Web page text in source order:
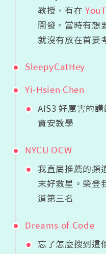
教授，有在
開發。當時有想
就沒有放在首要
SleepyCatHey
Yi-Hsien Chen
AIS3 好厲害的
資安教學
NYCU OCW
我直屬推薦的頻
末好救星。榮登
道第三名
Dreams of Code
忘了怎麼搜到這